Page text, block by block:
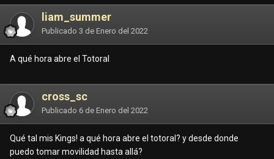
liam_summer
Publicado 3 de Enero del 2022
A qué hora abre el Totoral
cross_sc
Publicado 6 de Enero del 2022
Qué tal mis Kings! a qué hora abre el totoral? y desde donde
puedo tomar movilidad hasta allá?